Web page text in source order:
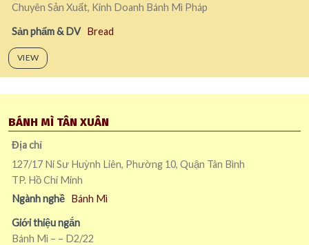
Chuyên Sản Xuất, Kinh Doanh Bánh Mì Pháp
Sản phẩm & DV Bread
VIEW
BÁNH MÌ TÂN XUÂN
Địa chỉ
127/17 Ni Sư Huỳnh Liên, Phường 10, Quận Tân Bình
TP. Hồ Chí Minh
Ngành nghề Bánh Mì
Giới thiệu ngắn
Bánh Mì – – D2/22